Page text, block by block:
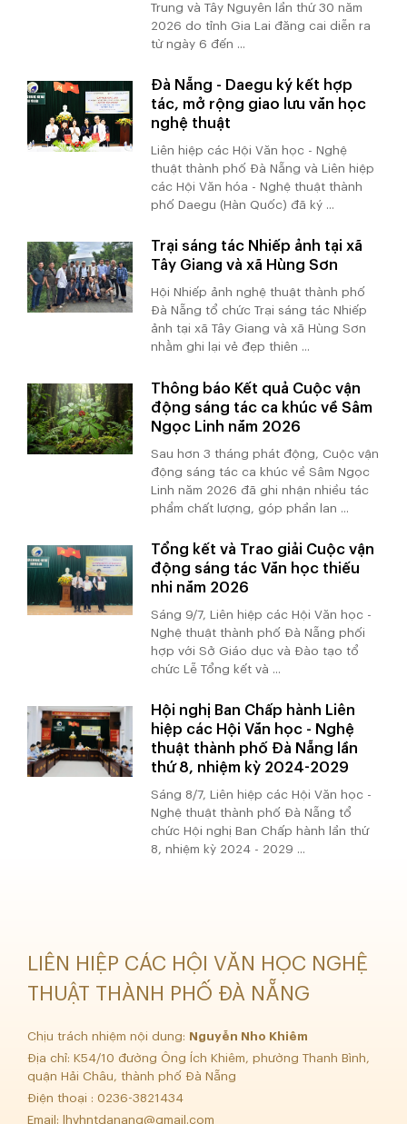
Trung và Tây Nguyên lần thứ 30 năm
2026 do tỉnh Gia Lai đăng cai diễn ra
từ ngày 6 đến ...
Đà Nẵng - Daegu ký kết hợp
tác, mở rộng giao lưu văn học
nghệ thuật
Liên hiệp các Hội Văn học - Nghệ
thuật thành phố Đà Nẵng và Liên hiệp
các Hội Văn hóa - Nghệ thuật thành
phố Daegu (Hàn Quốc) đã ký ...
Trại sáng tác Nhiếp ảnh tại xã
Tây Giang và xã Hùng Sơn
Hội Nhiếp ảnh nghệ thuật thành phố
Đà Nẵng tổ chức Trại sáng tác Nhiếp
ảnh tại xã Tây Giang và xã Hùng Sơn
nhằm ghi lại vẻ đẹp thiên ...
Thông báo Kết quả Cuộc vận
động sáng tác ca khúc về Sâm
Ngọc Linh năm 2026
Sau hơn 3 tháng phát động, Cuộc vận
động sáng tác ca khúc về Sâm Ngọc
Linh năm 2026 đã ghi nhận nhiều tác
phẩm chất lượng, góp phần lan ...
Tổng kết và Trao giải Cuộc vận
động sáng tác Văn học thiếu
nhi năm 2026
Sáng 9/7, Liên hiệp các Hội Văn học -
Nghệ thuật thành phố Đà Nẵng phối
hợp với Sở Giáo dục và Đào tạo tổ
chức Lễ Tổng kết và ...
Hội nghị Ban Chấp hành Liên
hiệp các Hội Văn học - Nghệ
thuật thành phố Đà Nẵng lần
thứ 8, nhiệm kỳ 2024-2029
Sáng 8/7, Liên hiệp các Hội Văn học -
Nghệ thuật thành phố Đà Nẵng tổ
chức Hội nghị Ban Chấp hành lần thứ
8, nhiệm kỳ 2024 - 2029 ...
LIÊN HIỆP CÁC HỘI VĂN HỌC NGHỆ
THUẬT THÀNH PHỐ ĐÀ NẴNG
Chịu trách nhiệm nội dung:
Nguyễn Nho Khiêm
Địa chỉ: K54/10 đường Ông Ích Khiêm, phường Thanh Bình,
quận Hải Châu, thành phố Đà Nẵng
Điện thoại : 0236-3821434
Email:
lhvhntdanang@gmail.com